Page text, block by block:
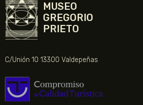
MUSEO
GREGORIO
PRIETO
C/Unión 10 13300 Valdepeñas